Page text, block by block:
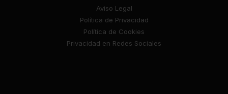
Aviso Legal
Política de Privacidad
Política de Cookies
Privacidad en Redes Sociales